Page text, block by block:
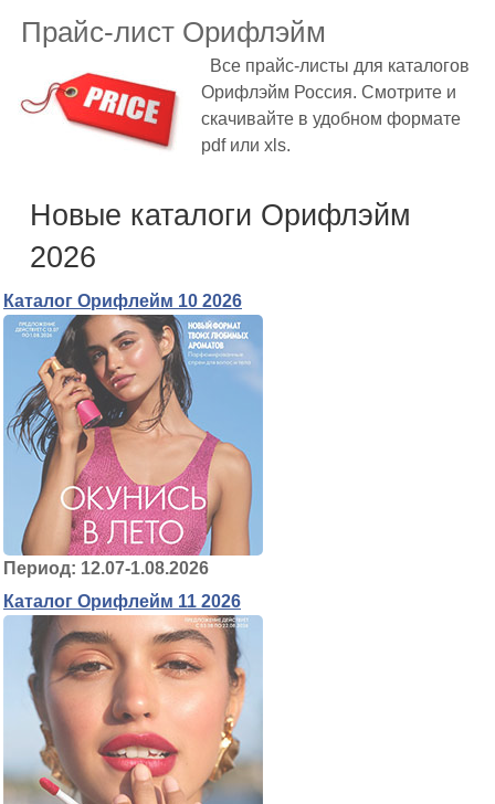
Прайс-лист Орифлэйм
Все прайс-листы для каталогов
Орифлэйм Россия. Смотрите и
скачивайте в удобном формате
pdf или xls.
Новые каталоги Орифлэйм
2026
Каталог Орифлейм 10 2026
Период: 12.07-1.08.2026
Каталог Орифлейм 11 2026